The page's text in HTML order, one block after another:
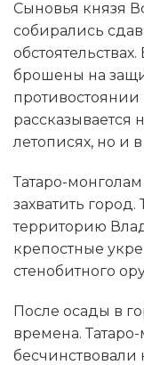
Сыновья князя
собирались
брошены на
противостоянии
рассказывается
летописях, но и
Татаро-
захватить город.
территорию
крепостные
стенобитного
После осады в
времена.